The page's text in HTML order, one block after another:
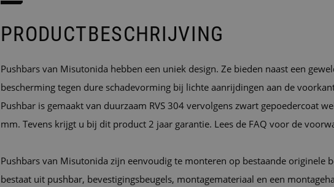
PRODUCTBESCHRIJVING
Pushbars van Misutonida hebben een uniek design. Ze bieden naast een
bescherming tegen dure schadevorming bij lichte aanrijdingen aan de
Pushbar is gemaakt van duurzaam RVS 304 vervolgens zwart gepoedercoat
mm. Tevens krijgt u bij dit product 2 jaar garantie. Lees de FAQ voor de
Pushbars van Misutonida zijn eenvoudig te monteren op bestaande originele
bestaat uit pushbar, bevestigingsbeugels, montagemateriaal en een